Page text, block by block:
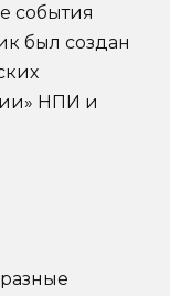
события
был создан
НПИ и